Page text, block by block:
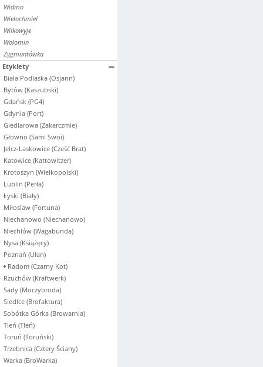
Widmo
Wielochmiel
Wilkowyje
Wołomin
Zygmuntówka
Etykiety
Biała Podlaska (Osjann)
Bytów (Kaszubski)
Gdańsk (PG4)
Gdynia (Port)
Giedlarowa (Zakarczmie)
Głowno (Sami Swoi)
Jelcz-Laskowice (Cześć Brat)
Katowice (Kattowitzer)
Krotoszyn (Wielkopolski)
Lublin (Perła)
Łyski (Biały)
Miłoslaw (Fortuna)
Niechanowo (Niechanowo)
Niechlów (Wagabunda)
Nysa (Książęcy)
Poznań (Ułan)
Radom (Czarny Kot)
Rzuchów (Kraftwerk)
Sady (Moczybroda)
Siedlce (Brofaktura)
Sobótka Górka (Browarnia)
Tleń (Tleń)
Toruń (Toruński)
Trzebnica (Cztery Ściany)
Warka (BroWarka)